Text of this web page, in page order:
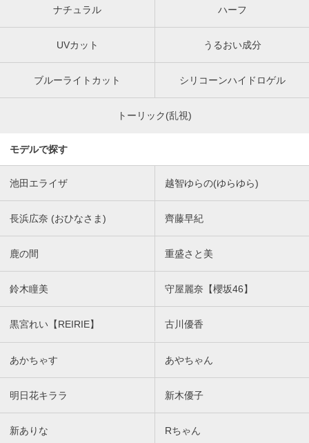
ナチュラル ハーフ
UVカット うるおい成分
ブルーライトカット シリコーンハイドロゲル
トーリック(乱視)
モデルで探す
池田エライザ 越智ゆらの(ゆらゆら)
長浜広奈 (おひなさま) 齊藤早紀
鹿の間 重盛さと美
鈴木瞳美 守屋麗奈【櫻坂46】
黒宮れい【REIRIE】 古川優香
あかちゃす あやちゃん
明日花キララ 新木優子
新ありな Rちゃん